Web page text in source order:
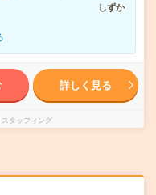
しずか
詳しく見る
タッフィング